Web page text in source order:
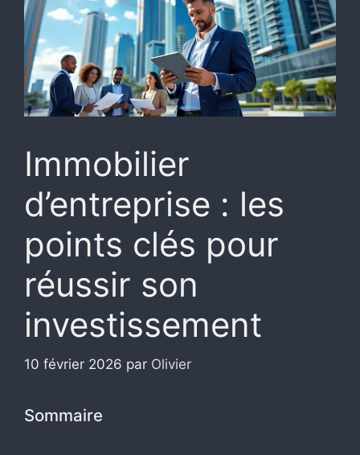
Immobilier
d’entreprise : les
points clés pour
réussir son
investissement
10 février 2026 par Olivier
Sommaire